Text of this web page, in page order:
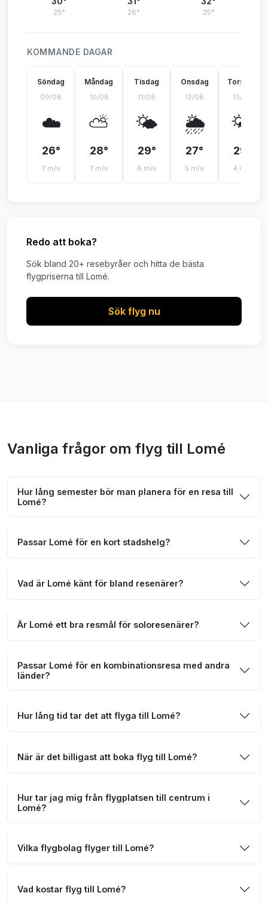
25° 26° 25°
KOMMANDE DAGAR
Söndag
09/08
☁️
26°
7 m/s
Måndag
10/08
⛅
28°
7 m/s
Tisdag
11/08
🌤️
29°
6 m/s
Onsdag
12/08
🌦️
27°
5 m/s
Torsdag
13/08
🌤️
29°
4 m/s
Redo att boka?
Sök bland 20+ resebyråer och hitta de bästa
flygpriserna till Lomé.
Sök flyg nu
Vanliga frågor om flyg till Lomé
Hur lång semester bör man planera för en resa till
Lomé?
Passar Lomé för en kort stadshelg?
Vad är Lomé känt för bland resenärer?
Är Lomé ett bra resmål för soloresenärer?
Passar Lomé för en kombinationsresa med andra
länder?
Hur lång tid tar det att flyga till Lomé?
När är det billigast att boka flyg till Lomé?
Hur tar jag mig från flygplatsen till centrum i
Lomé?
Vilka flygbolag flyger till Lomé?
Vad kostar flyg till Lomé?